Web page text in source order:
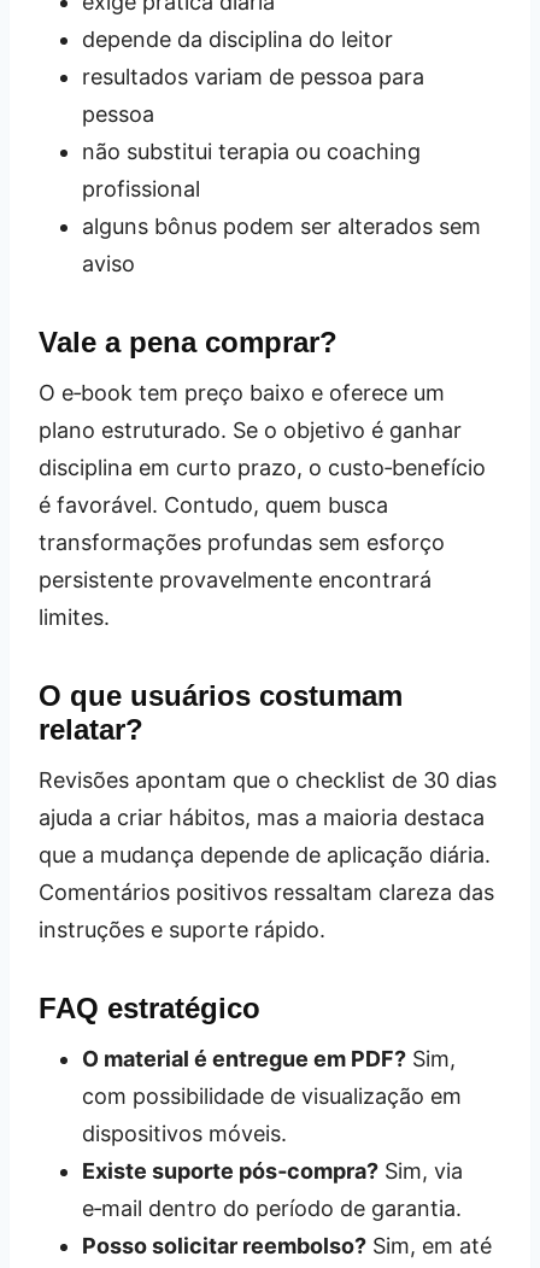
depende da disciplina do leitor
resultados variam de pessoa para
pessoa
não substitui terapia ou coaching
profissional
alguns bônus podem ser alterados sem
aviso
Vale a pena comprar?
O e‑book tem preço baixo e oferece um
plano estruturado. Se o objetivo é ganhar
disciplina em curto prazo, o custo‑benefício
é favorável. Contudo, quem busca
transformações profundas sem esforço
persistente provavelmente encontrará
limites.
O que usuários costumam
relatar?
Revisões apontam que o checklist de 30 dias
ajuda a criar hábitos, mas a maioria destaca
que a mudança depende de aplicação diária.
Comentários positivos ressaltam clareza das
instruções e suporte rápido.
FAQ estratégico
O material é entregue em PDF? Sim,
com possibilidade de visualização em
dispositivos móveis.
Existe suporte pós‑compra? Sim, via
e‑mail dentro do período de garantia.
Posso solicitar reembolso? Sim, em até